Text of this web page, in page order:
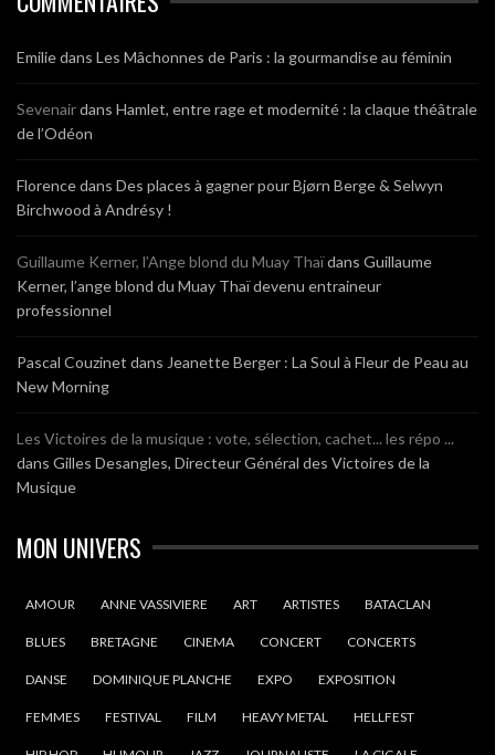
Emiliedans Les Mâchonnes de Paris : la gourmandise au féminin
Sevenairdans Hamlet, entre rage et modernité : la claque théâtrale
de l’Odéon
Florencedans Des places à gagner pour Bjørn Berge & Selwyn
Birchwood à Andrésy !
Guillaume Kerner, l’Ange blond du Muay Thaïdans Guillaume
Kerner, l’ange blond du Muay Thaï devenu entraineur
professionnel
Pascal Couzinet dans Jeanette Berger : La Soul à Fleur de Peau au
New Morning
Les Victoires de la musique : vote, sélection, cachet... les répo ...
dans Gilles Desangles, Directeur Général des Victoires de la
Musique
MON UNIVERS
AMOUR ANNE VASSIVIERE ART ARTISTES BATACLAN
BLUES BRETAGNE CINEMA CONCERT CONCERTS
DANSE DOMINIQUE PLANCHE EXPO EXPOSITION
FEMMES FESTIVAL FILM HEAVY METAL HELLFEST